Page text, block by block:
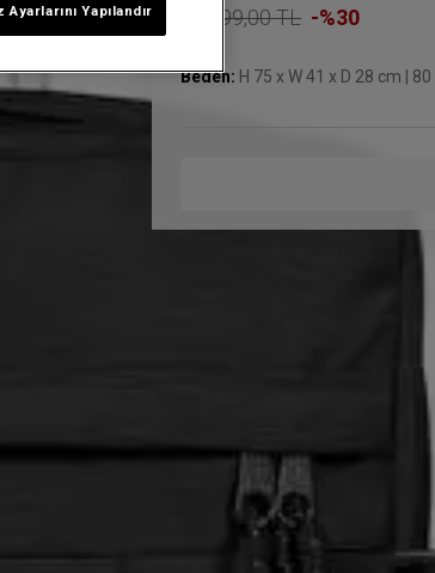
11.599,00 TL -%30
Beden: H 75 x W 41 x D 28 cm | 80 L
Ayarlarını Yapılandır